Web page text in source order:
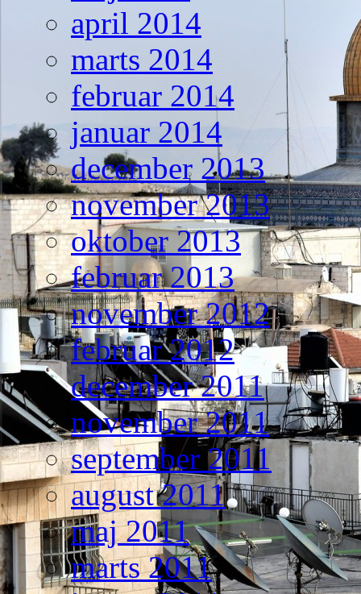
april 2014
marts 2014
februar 2014
januar 2014
december 2013
november 2013
oktober 2013
februar 2013
november 2012
februar 2012
december 2011
november 2011
september 2011
august 2011
maj 2011
marts 2011